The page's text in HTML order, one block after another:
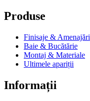
Produse
Finisaje & Amenajări
Baie & Bucătărie
Montaj & Materiale
Ultimele apariții
Informații